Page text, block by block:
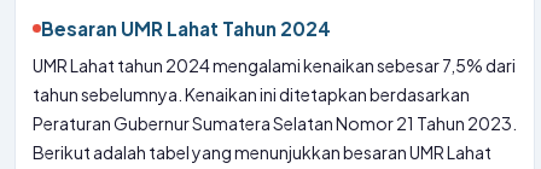
Besaran UMR Lahat Tahun 2024
UMR Lahat tahun 2024 mengalami kenaikan sebesar 7,5% dari
tahun sebelumnya. Kenaikan ini ditetapkan berdasarkan
Peraturan Gubernur Sumatera Selatan Nomor 21 Tahun 2023.
Berikut adalah tabel yang menunjukkan besaran UMR Lahat